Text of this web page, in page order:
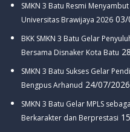
SMKN 3 Batu Resmi
Universitas Brawijaya 2026 03/
BKK SMKN 3 Batu Gelar
Bersama Disnaker Kota Batu
SMKN 3 Batu Sukses Gelar
Bengpus Arhanud 24/07/2026
SMKN 3 Batu Gelar MPLS
Berkarakter dan Berprestasi